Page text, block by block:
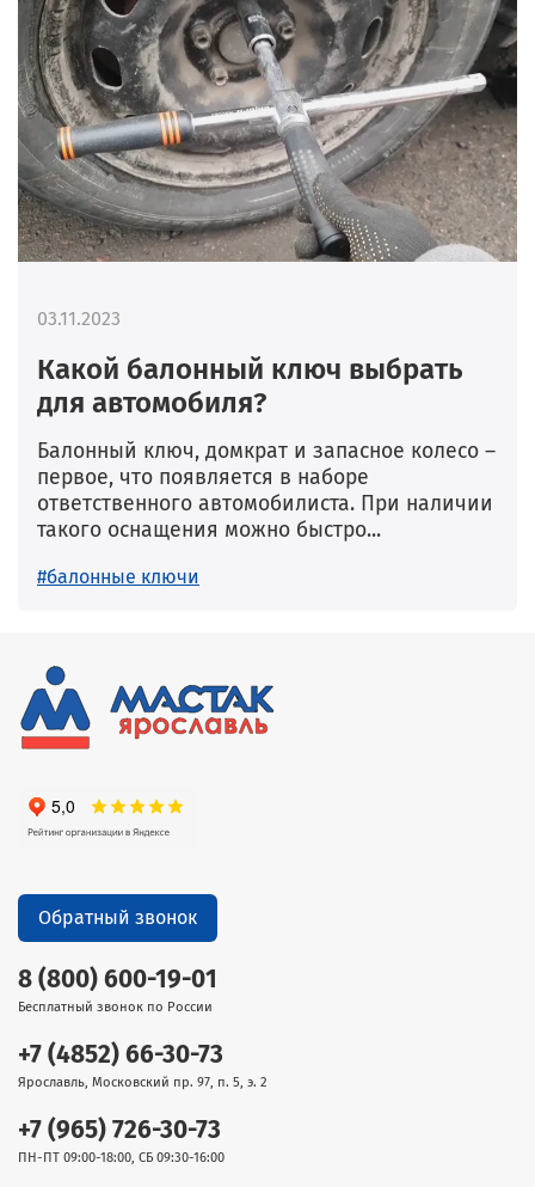
Какой балонный ключ выбрать
для автомобиля?
Балонный ключ, домкрат и запасное колесо –
первое, что появляется в наборе
ответственного автомобилиста. При наличии
такого оснащения можно быстро...
03.11.2023
#балонные ключи
8 (800) 600-19-01
Бесплатный звонок по России
+7 (4852) 66-30-73
Ярославль, Московский пр. 97, п. 5, э. 2
+7 (965) 726-30-73
ПН-ПТ 09:00-18:00, СБ 09:30-16:00
Обратный звонок